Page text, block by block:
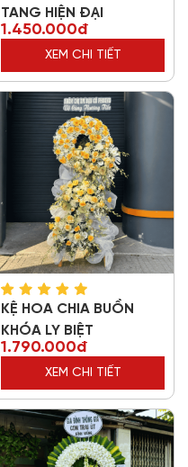
TANG HIỆN ĐẠI
1.450.000đ
XEM CHI TIẾT
KỆ HOA CHIA BUỒN
KHÓA LY BIỆT
1.790.000đ
XEM CHI TIẾT